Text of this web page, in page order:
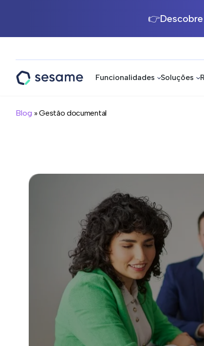
Funcionalidades Soluções
Blog » Gestão documental